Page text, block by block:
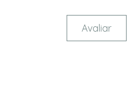
Avaliar